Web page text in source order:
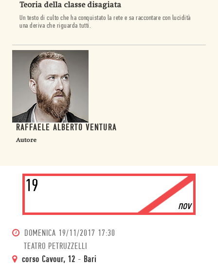
Teoria della classe disagiata
Un testo di culto che ha conquistato la rete e sa raccontare con lucidità
una deriva che riguarda tutti.
RAFFAELE ALBERTO VENTURA
Autore
19
nov
DOMENICA 19/11/2017 17:30
TEATRO PETRUZZELLI
corso Cavour, 12 - Bari